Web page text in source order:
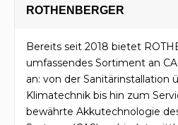
ROTHENBERGER
Bereits seit 2018 bietet
umfassendes Sortiment an
an: von der Sanitärinstallation
Klimatechnik bis hin zum
bewährte Akkutechnologie